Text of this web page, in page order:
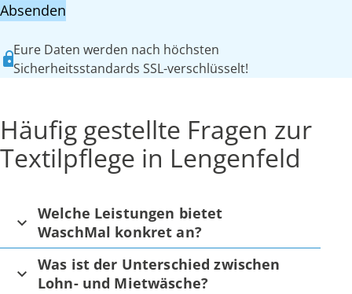
Absenden
Eure Daten werden nach höchsten
Sicherheitsstandards SSL-verschlüsselt!
Häufig gestellte Fragen zur
Textilpflege in Lengenfeld
Welche Leistungen bietet
WaschMal konkret an?
Was ist der Unterschied zwischen
Lohn- und Mietwäsche?